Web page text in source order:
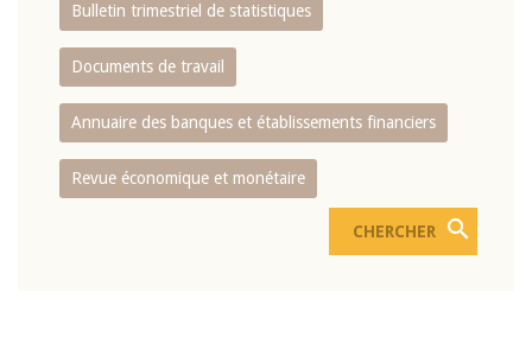
Bulletin trimestriel de statistiques
Documents de travail
Annuaire des banques et établissements financiers
Revue économique et monétaire